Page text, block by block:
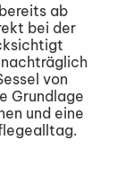
ab
bei der
von
Grundlage
und eine